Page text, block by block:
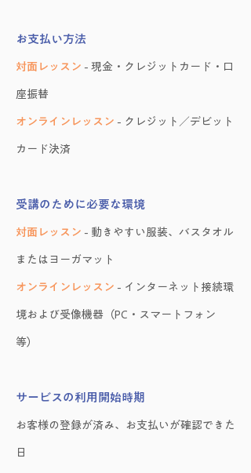
お支払い方法
対面レッスン - 現金・クレジットカード・口
座振替
オンラインレッスン - クレジット／デビット
カード決済
受講のために必要な環境
対面レッスン - 動きやすい服装、バスタオル
またはヨーガマット
オンラインレッスン - インターネット接続環
境および受像機器（PC・スマートフォン
等）
サービスの利用開始時期
お客様の登録が済み、お支払いが確認できた
日